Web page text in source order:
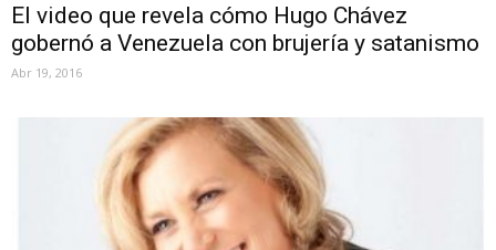
El video que revela cómo Hugo Chávez
gobernó a Venezuela con brujería y satanismo
Abr 19, 2016